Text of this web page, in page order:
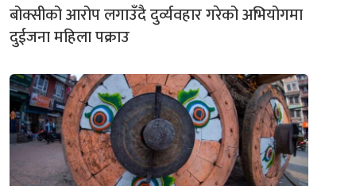
बोक्सीको आरोप लगाउँदै दुर्व्यवहार गरेको अभियोगमा
दुईजना महिला पक्राउ